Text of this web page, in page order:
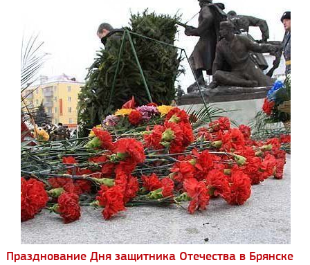
Празднование Дня защитника Отечества в Брянске